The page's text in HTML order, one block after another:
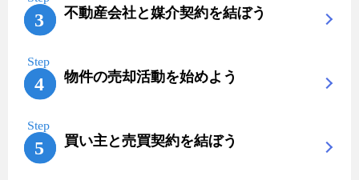
不動産会社と媒介契約を結ぼう
物件の売却活動を始めよう
買い主と売買契約を結ぼう